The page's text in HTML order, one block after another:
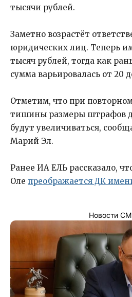
тысячи рублей.
Заметно возрастёт
юридических лиц. Теперь
тысяч рублей, тогда как
сумма варьировалась от 20
Отметим, что при
тишины размеры штрафов
будут увеличиваться,
Марий Эл.
Ранее ИА ЕЛЬ рассказало,
Оле преображается ДК
Новости